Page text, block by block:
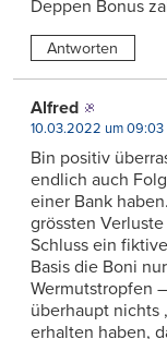
Deppen Bonus
Antworten
Alfred
10.03.2022 um 09:03
Bin positiv
endlich auch
einer Bank
grössten
Schluss ein
Basis die Boni
Wermutstropfen
überhaupt nichts
erhalten haben,